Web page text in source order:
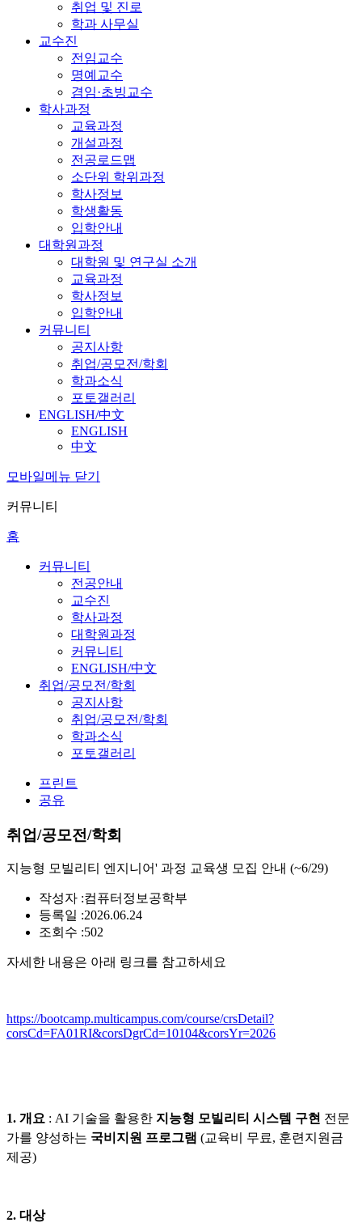
취업 및 진로
학과 사무실
교수진
전임교수
명예교수
겸임·초빙교수
학사과정
교육과정
개설과정
전공로드맵
소단위 학위과정
학사정보
학생활동
입학안내
대학원과정
대학원 및 연구실 소개
교육과정
학사정보
입학안내
커뮤니티
공지사항
취업/공모전/학회
학과소식
포토갤러리
ENGLISH/中文
ENGLISH
中文
모바일메뉴 닫기
커뮤니티
홈
커뮤니티
전공안내
교수진
학사과정
대학원과정
커뮤니티
ENGLISH/中文
취업/공모전/학회
공지사항
취업/공모전/학회
학과소식
포토갤러리
프린트
공유
취업/공모전/학회
지능형 모빌리티 엔지니어' 과정 교육생 모집 안내 (~6/29)
작성자 :컴퓨터정보공학부
등록일 :2026.06.24
조회수 :502
자세한 내용은 아래 링크를 참고하세요
https://bootcamp.multicampus.com/course/crsDetail?
corsCd=FA01RI&corsDgrCd=10104&corsYr=2026
1. 개요 : AI 기술을 활용한 지능형 모빌리티 시스템 구현 전문
가를 양성하는 국비지원 프로그램 (교육비 무료, 훈련지원금
제공)
2. 대상